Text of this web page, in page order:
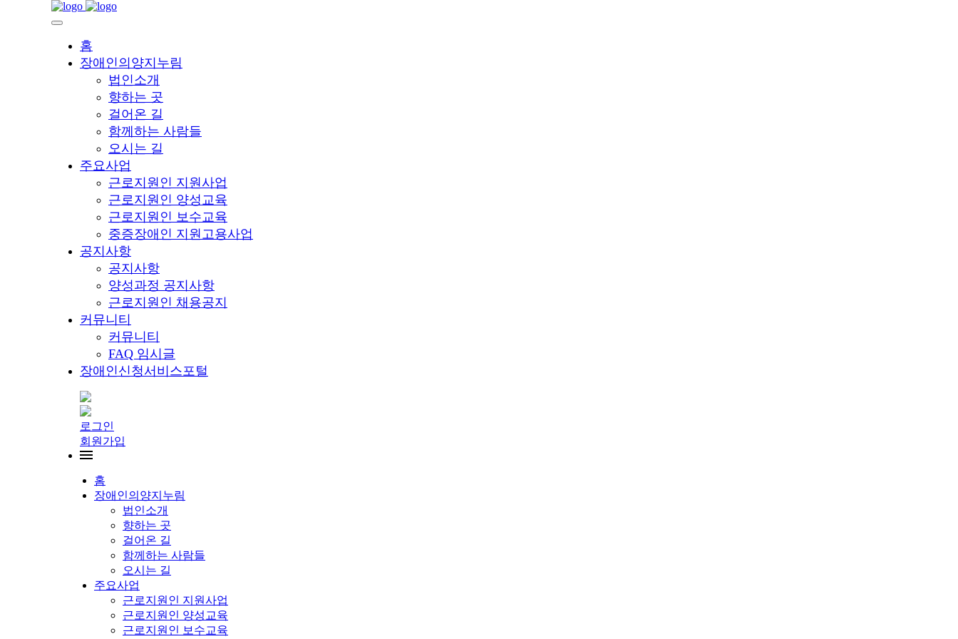
홈
장애인의양지누림
법인소개
향하는 곳
걸어온 길
함께하는 사람들
오시는 길
주요사업
근로지원인 지원사업
근로지원인 양성교육
근로지원인 보수교육
중증장애인 지원고용사업
공지사항
공지사항
양성과정 공지사항
근로지원인 채용공지
커뮤니티
커뮤니티
FAQ 임시글
장애인신청서비스포털
로그인
회원가입
홈
장애인의양지누림
법인소개
향하는 곳
걸어온 길
함께하는 사람들
오시는 길
주요사업
근로지원인 지원사업
근로지원인 양성교육
근로지원인 보수교육